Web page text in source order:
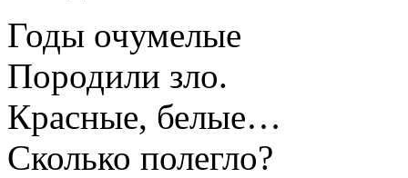
Годы очумелые
Породили зло.
Красные, белые…
Сколько полегло?